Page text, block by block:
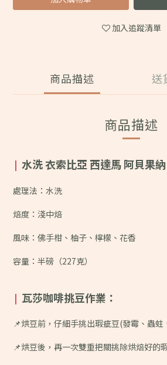
加入追蹤清單
商品描述 送
商品描述
| 水洗 衣索比亞 西達馬 阿貝果
處理法：水洗
焙度：淺中焙
風味： 佛手柑、柚子、檸檬、花香
容量：半磅（227克）
| 瓦莎咖啡挑豆作業：
📌烘豆前，仔細手挑出瑕疵豆(發霉、蟲蛀
📌烘豆後，再一次雙重把關挑除烘焙好的